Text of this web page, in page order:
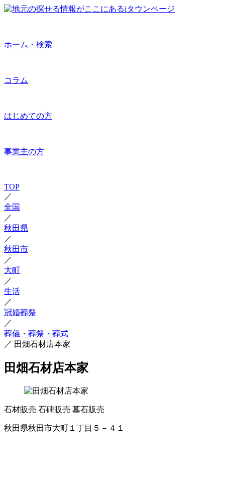
ホーム・検索
コラム
はじめての方
事業主の方
TOP
／
全国
／
秋田県
／
秋田市
／
大町
／
生活
／
冠婚葬祭
／
葬儀・葬祭・葬式
／ 田畑石材店本家
田畑石材店本家
石材販売 石碑販売 墓石販売
秋田県秋田市大町１丁目５－４１